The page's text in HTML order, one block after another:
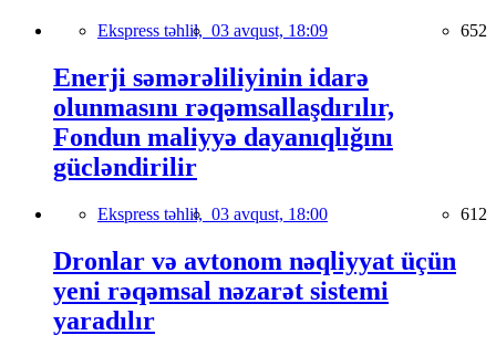
Ekspress təhlil, 03 avqust, 18:09 652
Enerji səmərəliliyinin idarə
olunmasını rəqəmsallaşdırılır,
Fondun maliyyə dayanıqlığını
gücləndirilir
Ekspress təhlil, 03 avqust, 18:00 612
Dronlar və avtonom nəqliyyat üçün
yeni rəqəmsal nəzarət sistemi
yaradılır